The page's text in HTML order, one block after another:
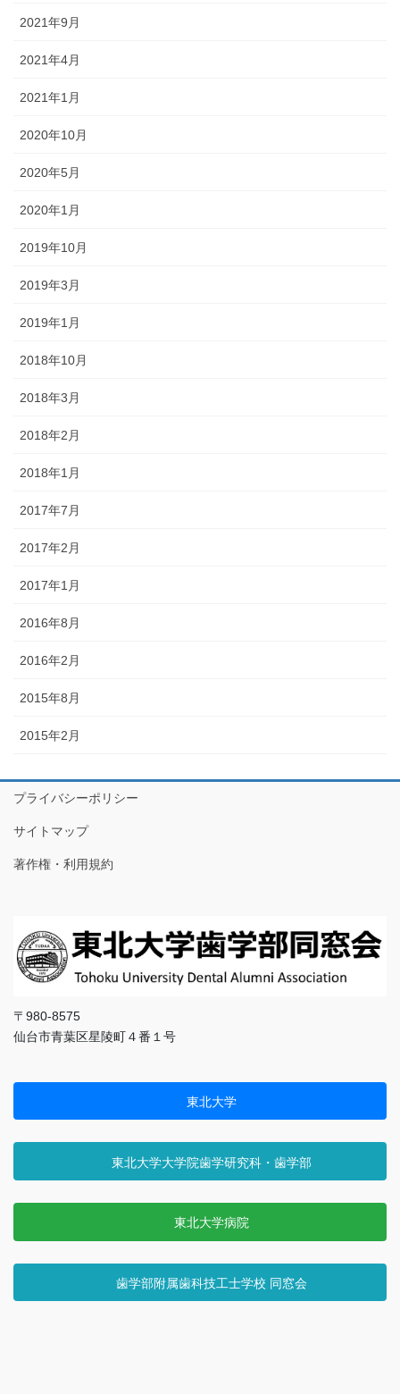
2021年9月
2021年4月
2021年1月
2020年10月
2020年5月
2020年1月
2019年10月
2019年3月
2019年1月
2018年10月
2018年3月
2018年2月
2018年1月
2017年7月
2017年2月
2017年1月
2016年8月
2016年2月
2015年8月
2015年2月
プライバシーポリシー
サイトマップ
著作権・利用規約
〒980-8575
仙台市青葉区星陵町４番１号
東北大学
東北大学大学院歯学研究科・歯学部
東北大学病院
歯学部附属歯科技工士学校 同窓会